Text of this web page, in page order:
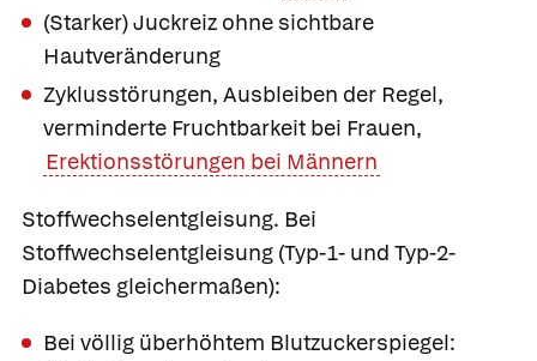
(Starker) Juckreiz ohne sichtbare
Hautveränderung
Zyklusstörungen, Ausbleiben der Regel,
verminderte Fruchtbarkeit bei Frauen,
Erektionsstörungen bei Männern
Stoffwechselentgleisung. Bei
Stoffwechselentgleisung (Typ-1- und Typ-2-
Diabetes gleichermaßen):
Bei völlig überhöhtem Blutzuckerspiegel: